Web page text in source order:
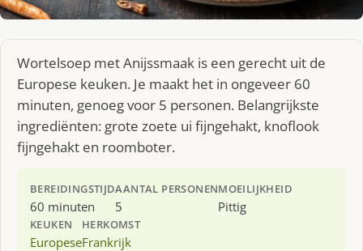
Wortelsoep met Anijssmaak is een gerecht uit de
Europese keuken. Je maakt het in ongeveer 60
minuten, genoeg voor 5 personen. Belangrijkste
ingrediënten: grote zoete ui fijngehakt, knoflook
fijngehakt en roomboter.
BEREIDINGSTIJD
60 minuten
AANTAL PERSONEN
5
MOEILIJKHEID
Pittig
KEUKEN
Europese
HERKOMST
Frankrijk